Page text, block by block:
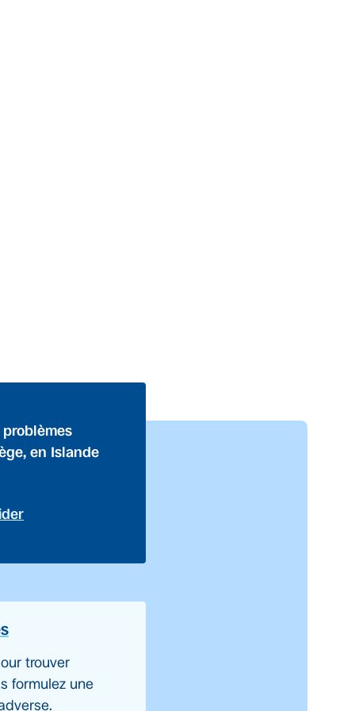
en Islande
trouver
formulez une